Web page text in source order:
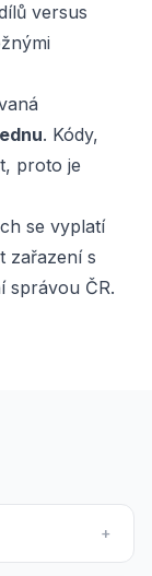
versus
. Kódy,
proto je
se vyplatí
zařazení s
správou ČR.
+